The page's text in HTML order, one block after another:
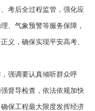
考后全过程监管，强化应
、气象预警等服务保障，
义，确保实现平安高考、
强调要认真倾听群众呼
督导检查，依法依规加快
保工程最大限度发挥经济